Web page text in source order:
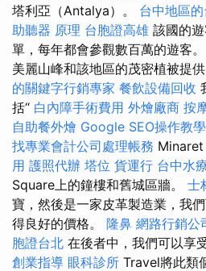
塔利亞（Antalya）。 台中地區
助聽器 原理 台胞證高雄 該國的
單，每年都會參觀數百萬的遊客。
美麗山峰和該地區的茂密植被提
的關鍵字行銷專家 餐飲設備回收
括“ 白內障手術費用 外燴廠商 按
自助餐外燴 Google SEO操作教學
找專業會計公司處理帳務
用 護照代辦 塔位 貨運行 台中水
Square上的鐘樓和舊城區牆。 士
寶，然後是一家皮革製造業，我
得良好的價格。 隆鼻 網路行銷公
胞證台北 在後者中，我們可以享
創業指導 眼科診所 Travel將此類